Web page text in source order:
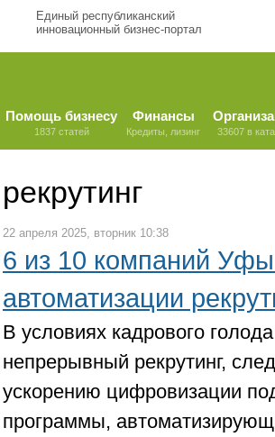
Единый республиканский
инновационный бизнес-портал
Помощь бизнесу
1837 статей
Финансы
Кредиты, лизинг 33607 в
рекрутинг
22 апреля 2025, вторник 10:38
6 из 10 компаний
автоматизации
В условиях кадрового
непрерывный рекрутинг,
ускорению цифровизации
программы,